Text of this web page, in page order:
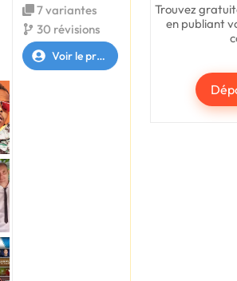
Trouvez
en publiant
7 variantes
30 révisions
Voir le profil